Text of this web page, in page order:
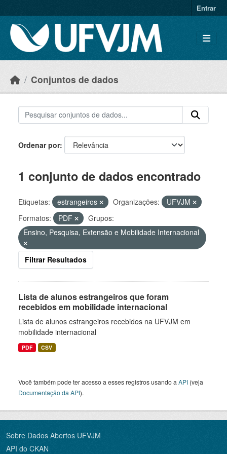
Entrar
Conjuntos de dados
Ordenar por
1 conjunto de dados encontrado
Etiquetas: estrangeiros Organizações:
UFVJM
Formatos:
PDF
Grupos:
Ensino, Pesquisa, Extensão e Mobilidade Internacional
Filtrar Resultados
Lista de alunos estrangeiros que foram
recebidos em mobilidade internacional
Lista de alunos estrangeiros recebidos na UFVJM em
mobilidade internacional
PDF CSV
Você também pode ter acesso a esses registros usando a API (veja
Documentação da API).
Sobre Dados Abertos UFVJM
API do CKAN